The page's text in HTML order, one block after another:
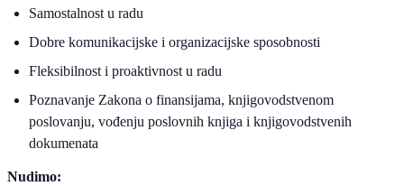
Samostalnost u radu
Dobre komunikacijske i organizacijske sposobnosti
Fleksibilnost i proaktivnost u radu
Poznavanje Zakona o finansijama, knjigovodstvenom
poslovanju, vođenju poslovnih knjiga i knjigovodstvenih
dokumenata
Nudimo: